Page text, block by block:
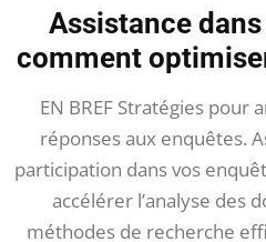
Assistance
comment
EN BREF Stratégies pour
réponses aux enquêtes.
participation dans vos
accélérer l’analyse des
méthodes de recherche